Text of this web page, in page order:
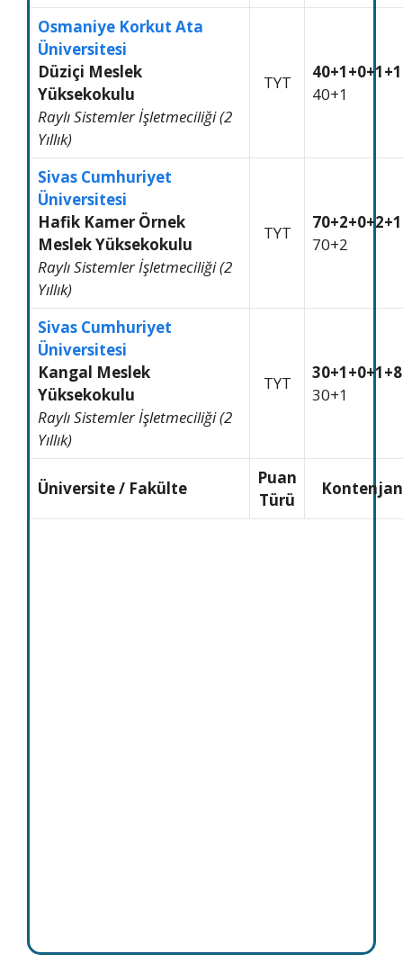
Osmaniye Korkut Ata
Üniversitesi
Düziçi Meslek
Yüksekokulu
Raylı Sistemler İşletmeciliği (2
Yıllık)
TYT
40+1
Sivas Cumhuriyet
Üniversitesi
Hafik Kamer Örnek
Meslek Yüksekokulu
Raylı Sistemler İşletmeciliği (2
Yıllık)
TYT
70+2
Sivas Cumhuriyet
Üniversitesi
Kangal Meslek
Yüksekokulu
Raylı Sistemler İşletmeciliği (2
Yıllık)
TYT
30+1+0+1+8
30+1
Üniversite / Fakülte
Puan
Türü
Kontenjan